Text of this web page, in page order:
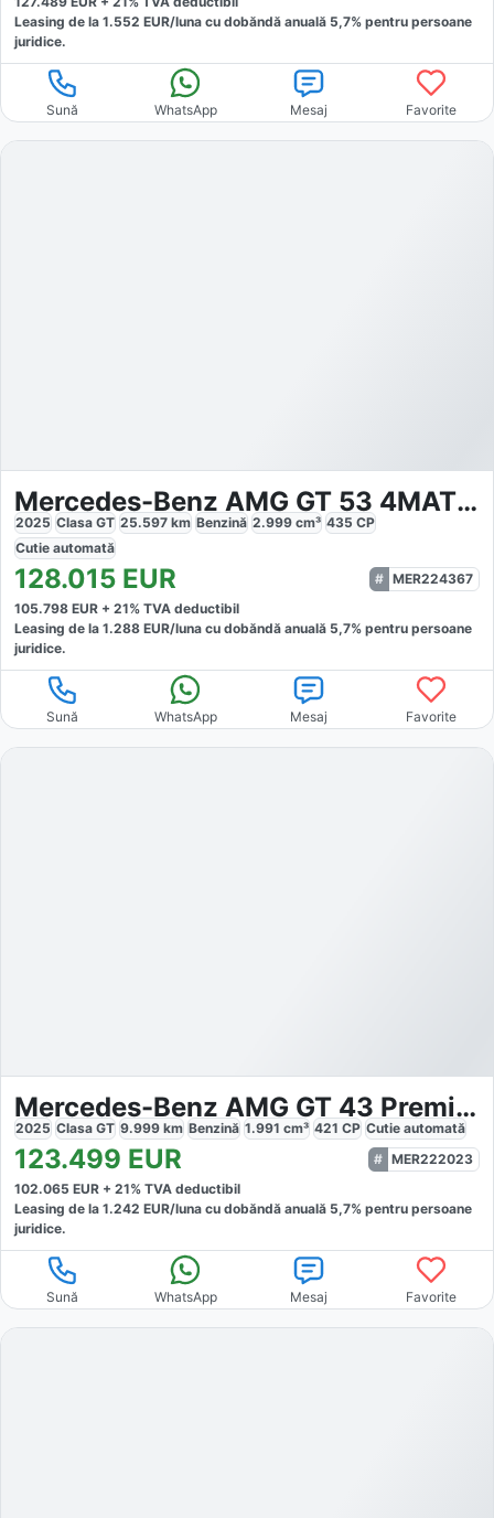
Leasing de la 1.552 EUR/luna cu dobăndă anuală 5,7% pentru persoane
juridice.
Sună WhatsApp Mesaj Favorite
Mercedes-Benz AMG GT 53 4MATIC AMG Carbon
2025 Clasa GT 25.597 km Benzină 2.999 cm³ 435 CP
Cutie automată
128.015 EUR
MER224367
105.798 EUR + 21% TVA deductibil
Leasing de la 1.288 EUR/luna cu dobăndă anuală 5,7% pentru persoane
juridice.
Sună WhatsApp Mesaj Favorite
Mercedes-Benz AMG GT 43 Premium
2025 Clasa GT 9.999 km Benzină 1.991 cm³ 421 CP Cutie automată
123.499 EUR
MER222023
102.065 EUR + 21% TVA deductibil
Leasing de la 1.242 EUR/luna cu dobăndă anuală 5,7% pentru persoane
juridice.
Sună WhatsApp Mesaj Favorite